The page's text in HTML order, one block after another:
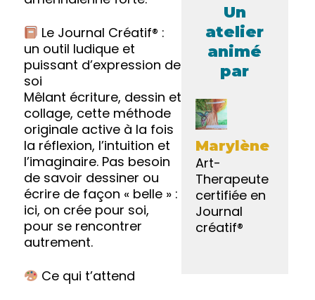
Le Journal Créatif® :
un outil ludique et
puissant d’expression de
soi
Mêlant écriture, dessin et
collage, cette méthode
originale active à la fois
la réflexion, l’intuition et
l’imaginaire. Pas besoin
de savoir dessiner ou
écrire de façon « belle » :
ici, on crée pour soi,
pour se rencontrer
autrement.
Ce qui t’attend
Un
atelier
animé
par
Marylène
Art-
Therapeute
certifiée en
Journal
créatif®